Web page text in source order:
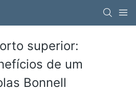
superior:
de um
Bonnell